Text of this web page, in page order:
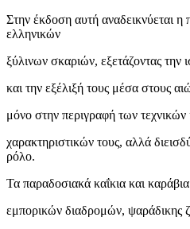
Στην έκδοση αυτή αναδεικνύεται
ελληνικών
ξύλινων σκαριών, εξετάζοντας την
και την εξέλιξή τους μέσα στους
μόνο στην περιγραφή των τεχνικών
χαρακτηριστικών τους, αλλά
ρόλο.
Τα παραδοσιακά καΐκια και
εμπορικών διαδρομών, ψαράδικης